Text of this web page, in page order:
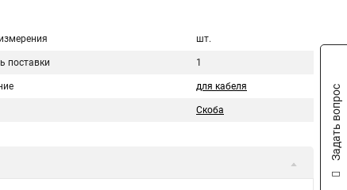
шт.
поставки 1
для кабеля
Скоба Задать вопрос